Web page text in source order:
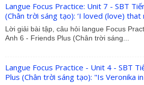
Langue Focus Practice: Unit 7 - SBT
(Chân trời sáng tạo): ‘I loved (love) that
Lời giải bài tập, câu hỏi langue Focus
Anh 6 - Friends Plus (Chân trời sáng...
Langue Focus Practice - Unit 4 - SBT
Plus (Chân trời sáng tạo): "Is Veronika